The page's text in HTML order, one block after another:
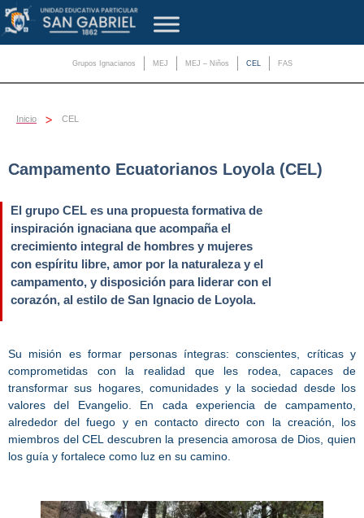
Grupos Ignacianos MEJ MEJ – Niños CEL FAS
Inicio > CEL
Campamento Ecuatorianos Loyola (CEL)
El grupo CEL es una propuesta formativa de
inspiración ignaciana que acompaña el
crecimiento integral de hombres y mujeres
con espíritu libre, amor por la naturaleza y el
campamento, y disposición para liderar con el
corazón, al estilo de San Ignacio de Loyola.
Su misión es formar personas íntegras: conscientes, críticas y
comprometidas con la realidad que les rodea, capaces de
transformar sus hogares, comunidades y la sociedad desde los
valores del Evangelio. En cada experiencia de campamento,
alrededor del fuego y en contacto directo con la creación, los
miembros del CEL descubren la presencia amorosa de Dios, quien
los guía y fortalece como luz en su camino.